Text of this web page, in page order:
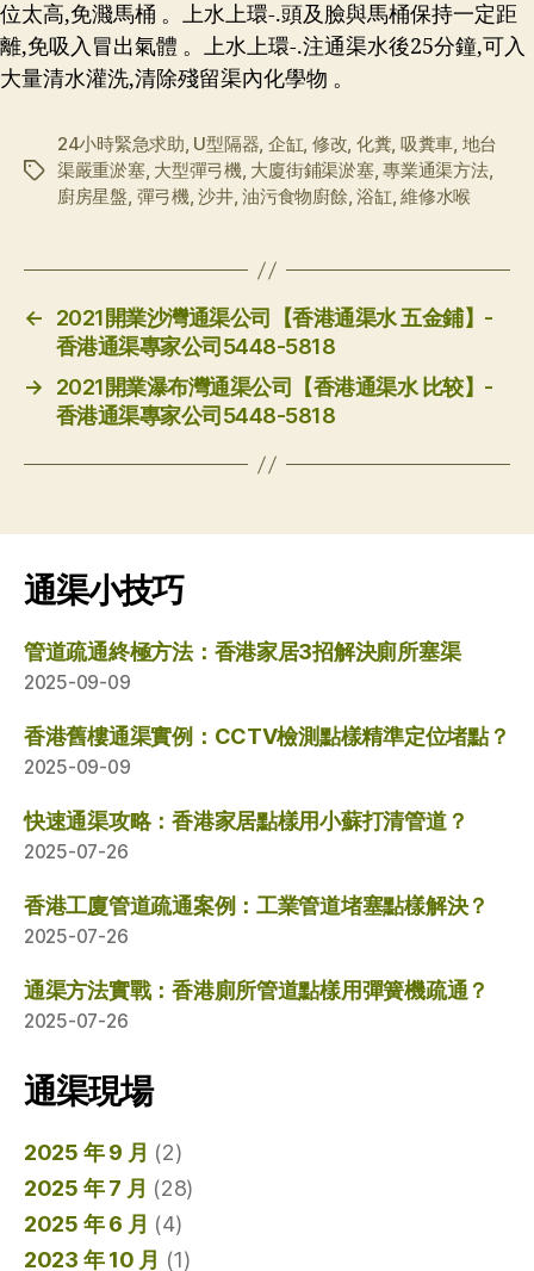
位太高,免濺馬桶 。上水上環-.頭及臉與馬桶保持一定距
離,免吸入冒出氣體 。上水上環-.注通渠水後25分鐘,可入
大量清水灌洗,清除殘留渠內化學物 。
标
24小時緊急求助, U型隔器, 企缸, 修改, 化糞, 吸糞車, 地台
渠嚴重淤塞, 大型彈弓機, 大廈街鋪渠淤塞,專業通渠方法,
廚房星盤, 彈弓機,沙井,油污食物廚餘,浴缸,維修水喉
←
2021開業沙灣通渠公司【香港通渠水 五金鋪】-
香港通渠專家公司5448-5818
→
2021開業瀑布灣通渠公司【香港通渠水 比较】-
香港通渠專家公司5448-5818
通渠小技巧
管道疏通終極方法：香港家居3招解決廁所塞渠
2025-09-09
香港舊樓通渠實例：CCTV檢測點樣精準定位堵點？
2025-09-09
快速通渠攻略：香港家居點樣用小蘇打清管道？
2025-07-26
香港工廈管道疏通案例：工業管道堵塞點樣解決？
2025-07-26
通渠方法實戰：香港廁所管道點樣用彈簧機疏通？
2025-07-26
通渠現場
2025 年 9 月 (2)
2025 年 7 月 (28)
2025 年 6 月 (4)
2023 年 10 月 (1)